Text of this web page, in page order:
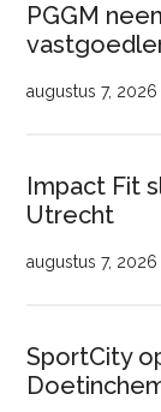
PGGM
augustus 7, 2026
Impact Fit
Utrecht
augustus 7, 2026
SportCity